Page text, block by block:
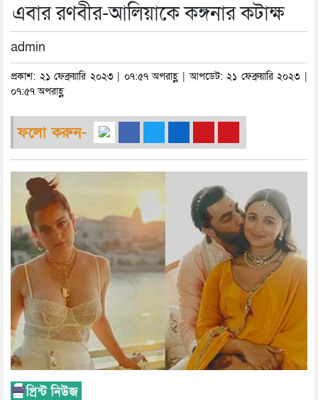
এবার রণবীর-আলিয়াকে কঙ্গনার কটাক্ষ
admin
প্রকাশ: ২১ ফেব্রুয়ারি ২০২৩ | ০৭:৫৭ অপরাহ্ণ | আপডেট: ২১ ফেব্রুয়ারি ২০২৩ |
০৭:৫৭ অপরাহ্ণ
ফলো করুন-